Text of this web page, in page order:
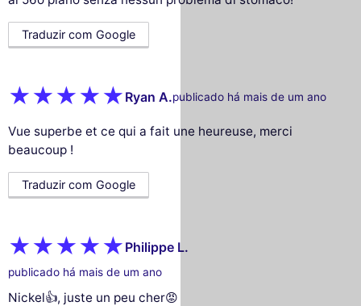
Traduzir com Google
Ryan A.publicado há mais de um ano
Vue superbe et ce qui a fait une heureuse, merci
beaucoup !
Traduzir com Google
Philippe L.
publicado há mais de um ano
Nickel👍, juste un peu cher😡